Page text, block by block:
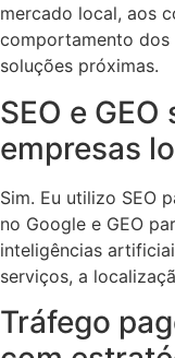
mercado local, aos
comportamento dos
soluções próximas.
SEO e
empresas
Sim. Eu utilizo SEO
no Google e GEO
inteligências
serviços, a
Tráfego